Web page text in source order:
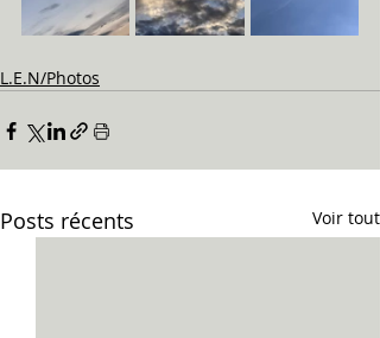
L.E.N/Photos
Posts récents Voir tout